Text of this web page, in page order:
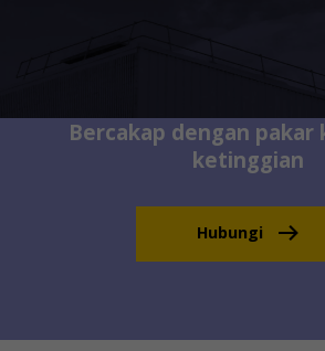
Bercakap dengan pakar
ketinggian
Hubungi